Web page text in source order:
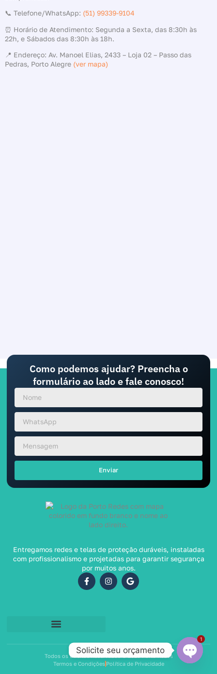
📞 Telefone/WhatsApp: (51) 99339-9104
⏰ Horário de Atendimento: Segunda a Sexta, das 8:30h às
22h, e Sábados das 8:30h às 18h.
📍 Endereço: Av. Manoel Elias, 2433 – Loja 02 – Passo das
Pedras, Porto Alegre (ver mapa)
Como podemos ajudar? Preencha o
formulário ao lado e fale conosco!
Enviar
Entregamos redes e telas de proteção duráveis, instaladas
com profissionalismo e projetadas para garantir segurança
por muitos anos.
Todos os Direitos Reservados © 2026 Porto Redes
Termos e Condições Política de Privacidade
Solicite seu orçamento
Open
1